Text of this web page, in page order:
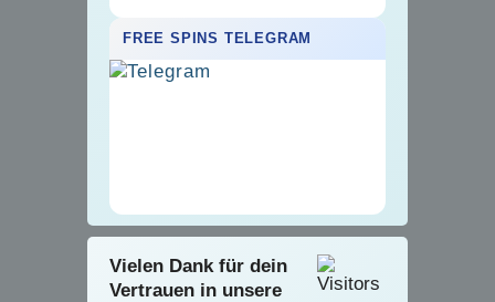
FREE SPINS TELEGRAM
Vielen Dank für dein
Vertrauen in unsere